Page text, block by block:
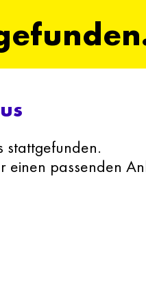
stattgefunden.
einen passenden